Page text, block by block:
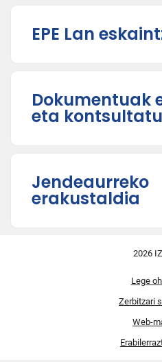
EPE Lan
Dokumentuak
eta kontsultatu
Jendeaurreko
erakustaldia
2026
Lege
Zerbitzari
Web-